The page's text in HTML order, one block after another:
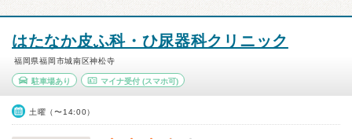
はたなか皮ふ科・ひ尿器科クリニック
福岡県福岡市城南区神松寺
駐車場あり マイナ受付(スマホ可)
土曜（〜14:00）